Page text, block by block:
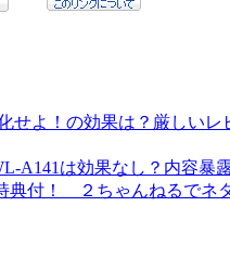
せよ！の効果は？厳しいレ
A141は効果なし？内容暴
典付！ ２ちゃんねるでネ